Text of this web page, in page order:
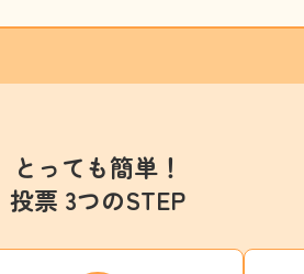
とっても簡単！
投票 3つのSTEP